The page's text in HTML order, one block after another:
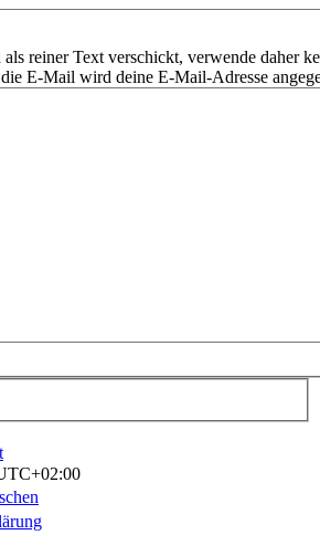
reiner Text verschickt, verwende daher
E-Mail wird deine E-Mail-Adresse